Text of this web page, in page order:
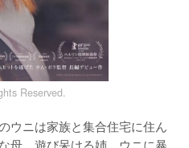
Reserved.
ウニは家族と集合住宅に住ん
母、遊び呆ける姉、ウニに暴